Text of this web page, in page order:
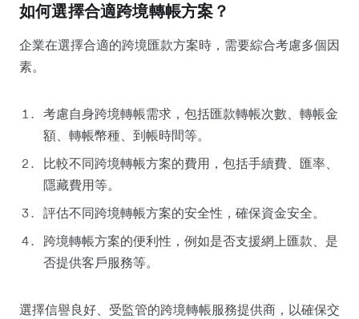
如何選擇合適跨境轉帳方案？
企業在選擇合適的跨境匯款方案時，需要綜合考慮多個因
素。
考慮自身跨境轉帳需求，包括匯款轉帳次數、轉帳金
額、轉帳幣種、到帳時間等。
比較不同跨境轉帳方案的費用，包括手續費、匯率、
隱藏費用等。
評估不同跨境轉帳方案的安全性，確保資金安全。
跨境轉帳方案的便利性，例如是否支援網上匯款、是
否提供客戶服務等。
選擇信譽良好、受監管的跨境轉帳服務提供商，以確保交